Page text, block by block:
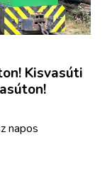
Kisvasúti
napos